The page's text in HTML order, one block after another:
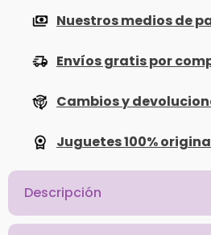
Nuestros medios de
Envíos gratis por
Cambios y
Juguetes 100%
Descripción